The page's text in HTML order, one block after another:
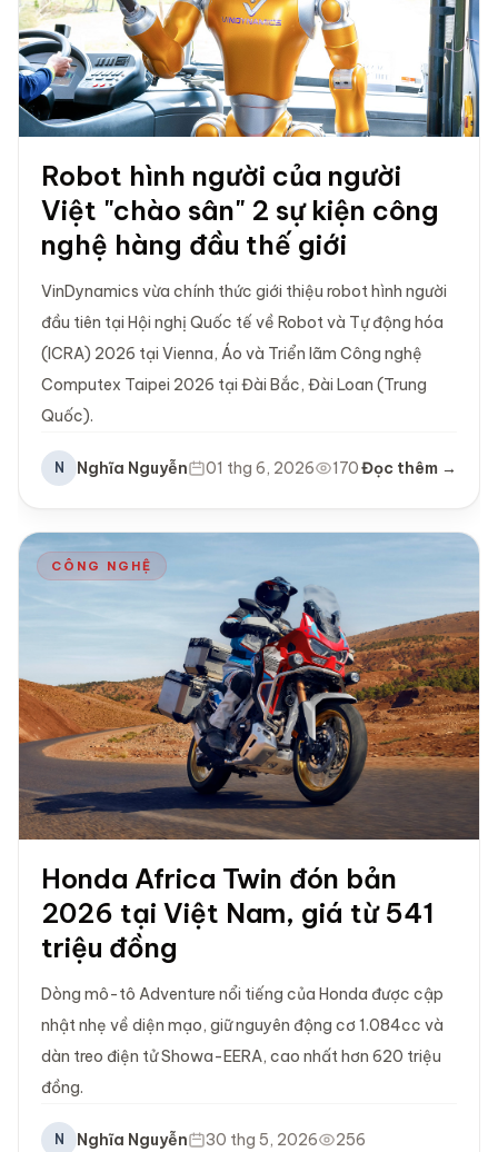
Robot hình người của người
Việt "chào sân" 2 sự kiện công
nghệ hàng đầu thế giới
VinDynamics vừa chính thức giới thiệu robot hình người
đầu tiên tại Hội nghị Quốc tế về Robot và Tự động hóa
(ICRA) 2026 tại Vienna, Áo và Triển lãm Công nghệ
Computex Taipei 2026 tại Đài Bắc, Đài Loan (Trung
Quốc).
N Nghĩa Nguyễn 01 thg 6, 2026 170Đọc thêm →
CÔNG NGHỆ
Honda Africa Twin đón bản
2026 tại Việt Nam, giá từ 541
triệu đồng
Dòng mô-tô Adventure nổi tiếng của Honda được cập
nhật nhẹ về diện mạo, giữ nguyên động cơ 1.084cc và
dàn treo điện tử Showa-EERA, cao nhất hơn 620 triệu
đồng.
N Nghĩa Nguyễn 30 thg 5, 2026
256